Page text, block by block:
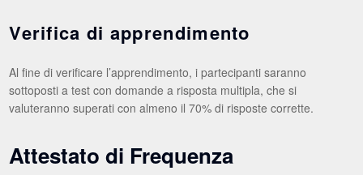
Verifica di apprendimento
Al fine di verificare l’apprendimento, i partecipanti saranno
sottoposti a test con domande a risposta multipla, che si
valuteranno superati con almeno il 70% di risposte corrette.
Attestato di Frequenza